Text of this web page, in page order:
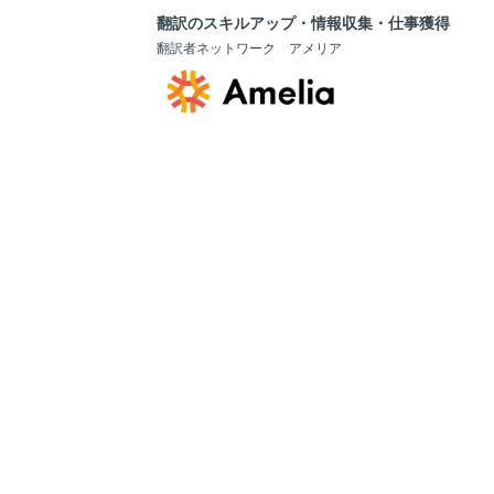
翻訳のスキルアップ・情報収集・仕事獲得
翻訳者ネットワーク アメリア